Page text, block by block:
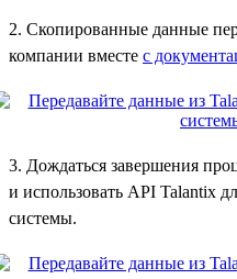
2. Скопированные данные
компании вместе с
3. Дождаться завершения
и использовать API Talantix
системы.